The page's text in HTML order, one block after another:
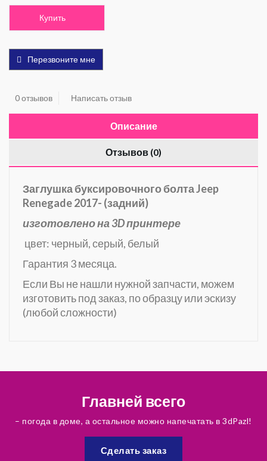
Купить
Перезвоните мне
0 отзывов Написать отзыв
Описание
Отзывов (0)
Заглушка буксировочного болта Jeep
Renegade 2017- (задний)
изготовлено на 3D принтере
цвет: черный, серый, белый
Гарантия 3 месяца.
Если Вы не нашли нужной запчасти, можем
изготовить под заказ, по образцу или эскизу
(любой сложности)
Главней всего
– погода в доме, а остальное можно напечатать в 3dPazl!
Сделать заказ